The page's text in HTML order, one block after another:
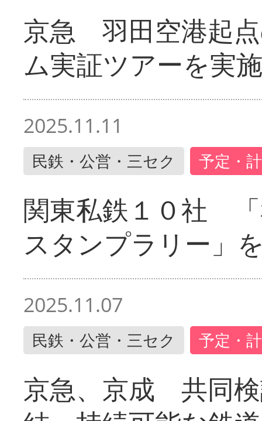
京急 羽田空港起
ム実証ツアーを実施
2025.11.11
民鉄・公営・三セク 予定・
関東私鉄１０社
スタンプラリー」
2025.11.07
民鉄・公営・三セク 予定・
京急、京成 共同